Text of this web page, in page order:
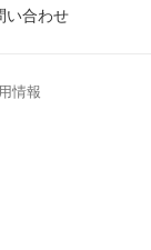
い合わせ
情報